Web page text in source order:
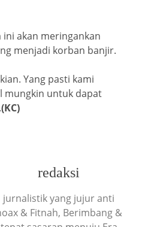
akan meringankan
menjadi korban banjir.
Yang pasti kami
mungkin untuk dapat
(KC)
redaksi
jurnalistik yang jujur anti
& Fitnah, Berimbang &